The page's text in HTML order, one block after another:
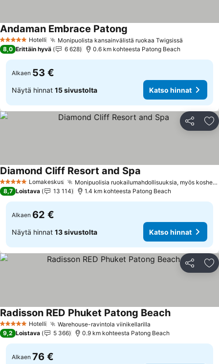
5 Tähtiluokitus
Hotelli Monipuolista kansainvälistä ruokaa Twigsissä
Andaman Embrace Patong
8,0 Erittäin hyvä 6 628 0.6 km kohteesta Patong Beach
Alkaen 53 €
Näytä hinnat 15 sivustolta Katso hinnat
Jaa
5 TähtiluokitusLomakeskus Monipuolisia ruokailumahdollisuuksia, myös kosher- ja halal-vaihtoehtoja
Diamond Cliff Resort and Spa
8,7 Loistava 13 114 1.4 km kohteesta Patong Beach
Alkaen 62 €
Näytä hinnat 13 sivustolta Katso hinnat
Jaa
5 Tähtiluokitus
Hotelli Warehouse-ravintola viinikellarilla
Radisson RED Phuket Patong Beach
9,2 Loistava 5 366 0.9 km kohteesta Patong Beach
Alkaen 76 €